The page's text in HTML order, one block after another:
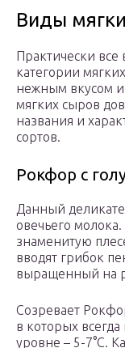
Виды
Практически все
категории
нежным вкусом и
мягких сыров
названия и
сортов.
Рокфор с
Данный
овечьего
знаменитую
вводят грибок
выращенный на
Созревает
в которых
уровне – 5-7°С.